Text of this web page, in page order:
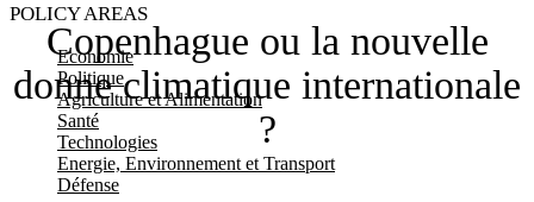
POLICY AREAS
Economie
Politique
Agriculture et Alimentation
Santé
Technologies
Energie, Environnement et Transport
Défense
Copenhague ou la nouvelle
donne climatique internationale
?